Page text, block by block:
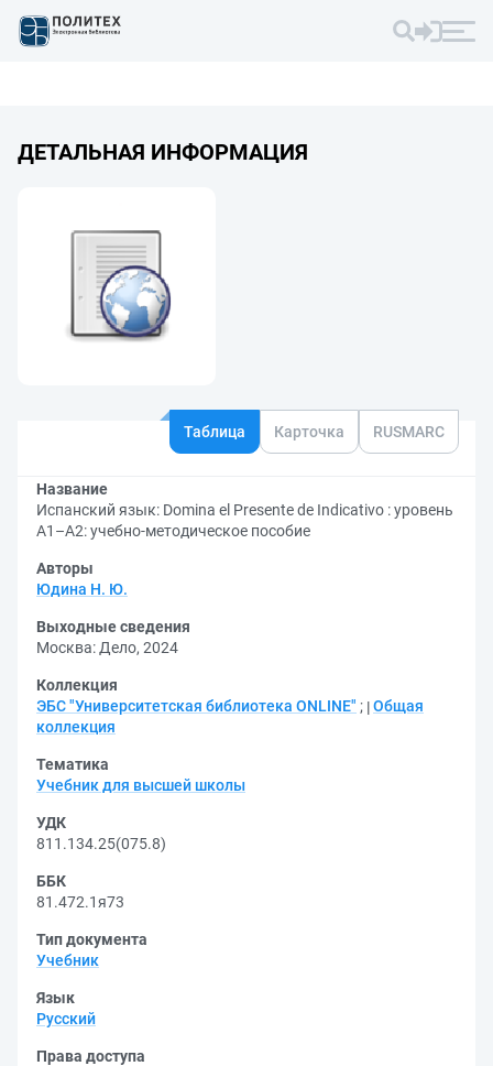
ДЕТАЛЬНАЯ ИНФОРМАЦИЯ
Таблица Карточка RUSMARC
Название
Испанский язык: Domina el Presente de Indicativo : уровень
А1–А2: учебно-методическое пособие
Авторы
Юдина Н. Ю.
Выходные сведения
Москва: Дело, 2024
Коллекция
ЭБС "Университетская библиотека ONLINE" ; Общая
коллекция
Тематика
Учебник для высшей школы
УДК
811.134.25(075.8)
ББК
81.472.1я73
Тип документа
Учебник
Язык
Русский
Права доступа